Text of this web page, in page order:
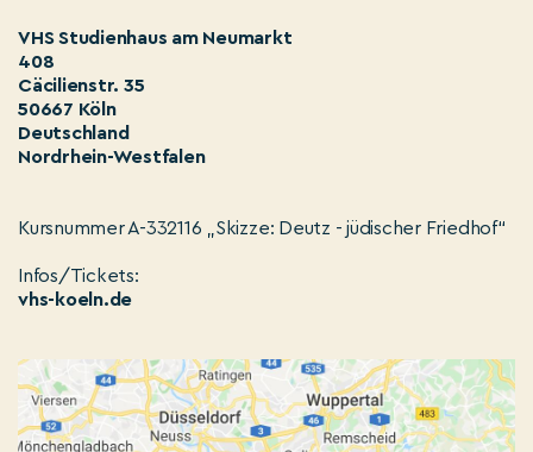
VHS Studienhaus am Neumarkt
408
Cäcilienstr. 35
50667 Köln
Deutschland
Nordrhein-Westfalen
Kursnummer A-332116 „Skizze: Deutz - jüdischer Friedhof“
Infos/Tickets:
vhs-koeln.de